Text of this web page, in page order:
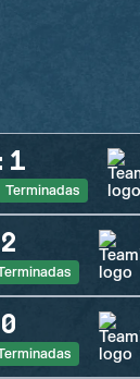
1
Terminadas
2
0